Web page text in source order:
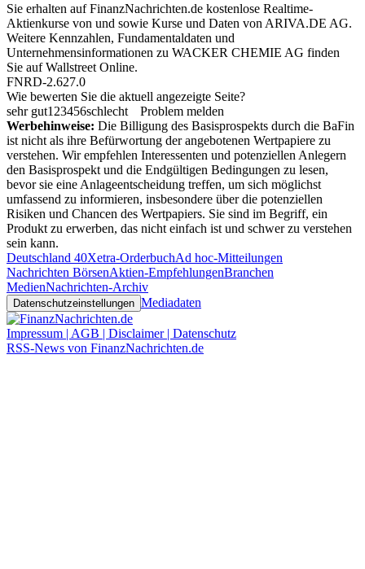
Sie erhalten auf FinanzNachrichten.de kostenlose Realtime-
Aktienkurse von und sowie Kurse und Daten von ARIVA.DE AG.
Weitere Kennzahlen, Fundamentaldaten und
Unternehmensinformationen zu WACKER CHEMIE AG finden
Sie aufWallstreet Online.
FNRD-2.627.0
Wie bewerten Sie die aktuell angezeigte Seite?
sehr gut1 23456schlecht
Problem melden
Werbehinweise: Die Billigung des Basisprospekts durch die BaFin
ist nicht als ihre Befürwortung der angebotenen Wertpapiere zu
verstehen. Wir empfehlen Interessenten und potenziellen Anlegern
den Basisprospekt und die Endgültigen Bedingungen zu lesen,
bevor sie eine Anlageentscheidung treffen, um sich möglichst
umfassend zu informieren, insbesondere über die potenziellen
Risiken und Chancen des Wertpapiers. Sie sind im Begriff, ein
Produkt zu erwerben, das nicht einfach ist und schwer zu verstehen
sein kann.
Deutschland 40Xetra-OrderbuchAd hoc-Mitteilungen
Nachrichten BörsenAktien-EmpfehlungenBranchen
MedienNachrichten-Archiv
Datenschutzeinstellungen Mediadaten
Impressum | AGB | Disclaimer | Datenschutz
RSS-News von FinanzNachrichten.de